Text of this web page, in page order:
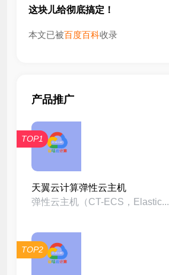
这块儿给彻底搞定！
本文已被百度百科收录
产品推广
TOP1
天翼云计算弹性云主机
弹性云主机（CT-ECS，Elastic...
TOP2